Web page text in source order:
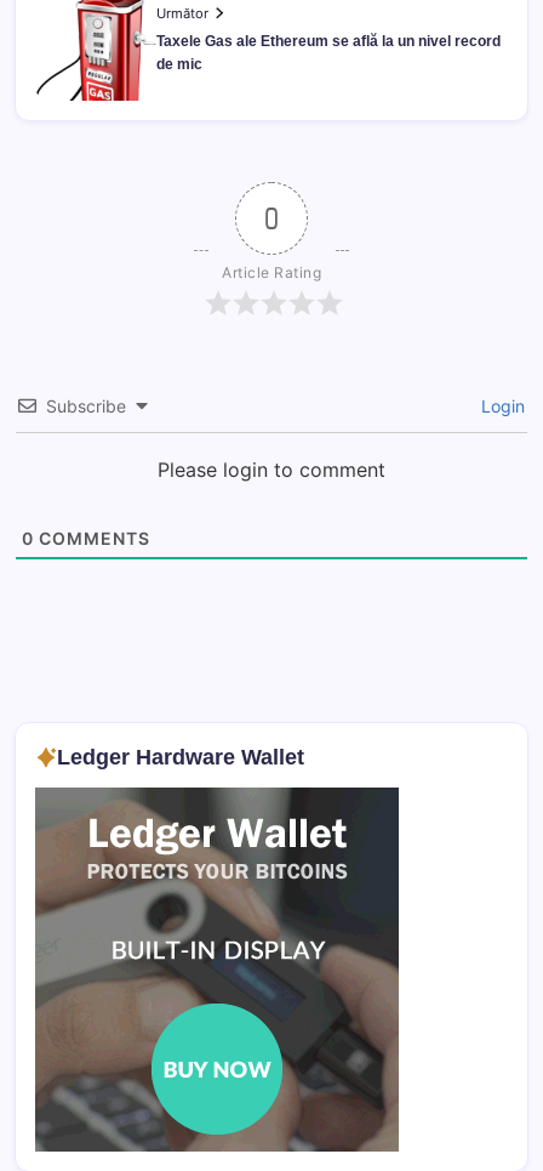
Următor
Taxele Gas ale Ethereum se află la un nivel record
de mic
0
Article Rating
Subscribe Login
Please login to comment
0 COMMENTS
Ledger Hardware Wallet